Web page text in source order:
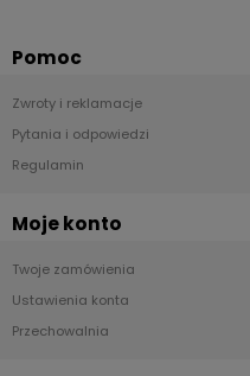
Pomoc
Zwroty i reklamacje
Pytania i odpowiedzi
Regulamin
Moje konto
Twoje zamówienia
Ustawienia konta
Przechowalnia